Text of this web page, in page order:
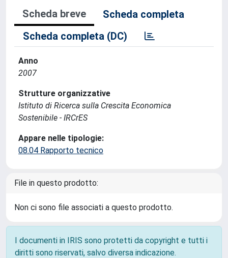
Scheda breve
Scheda completa
Scheda completa (DC)
Anno
2007
Strutture organizzative
Istituto di Ricerca sulla Crescita Economica
Sostenibile - IRCrES
Appare nelle tipologie:
08.04 Rapporto tecnico
File in questo prodotto:
Non ci sono file associati a questo prodotto.
I documenti in IRIS sono protetti da copyright e tutti i
diritti sono riservati, salvo diversa indicazione.